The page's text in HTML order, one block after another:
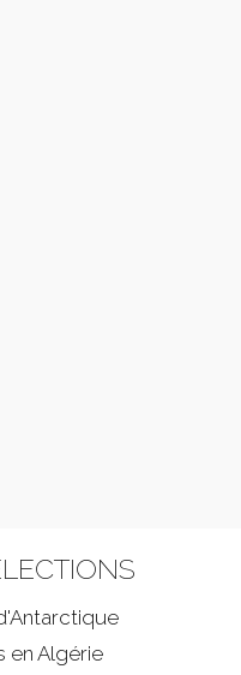
Antarctique
en Algérie